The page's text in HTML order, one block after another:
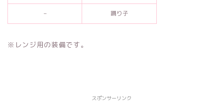
– 踊り子
※レンジ用の装備です。
スポンサーリンク